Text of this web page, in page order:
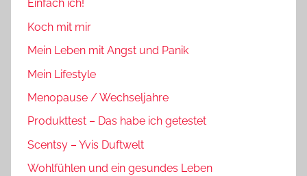
Einfach ich!
Koch mit mir
Mein Leben mit Angst und Panik
Mein Lifestyle
Menopause / Wechseljahre
Produkttest – Das habe ich getestet
Scentsy – Yvis Duftwelt
Wohlfühlen und ein gesundes Leben